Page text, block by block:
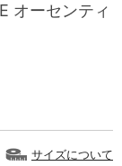
オーセンティ
サイズについて